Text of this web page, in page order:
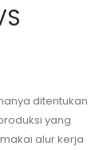
ditentukan
yang
alur kerja